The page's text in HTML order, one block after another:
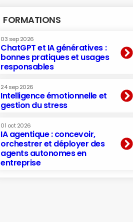
FORMATIONS
03 sep 2026
ChatGPT et IA génératives :
bonnes pratiques et usages
responsables
24 sep 2026
Intelligence émotionnelle et
gestion du stress
01 oct 2026
IA agentique : concevoir,
orchestrer et déployer des
agents autonomes en
entreprise